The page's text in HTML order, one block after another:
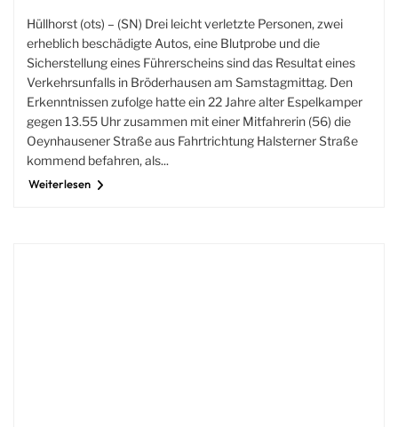
Hüllhorst (ots) – (SN) Drei leicht verletzte Personen, zwei
erheblich beschädigte Autos, eine Blutprobe und die
Sicherstellung eines Führerscheins sind das Resultat eines
Verkehrsunfalls in Bröderhausen am Samstagmittag. Den
Erkenntnissen zufolge hatte ein 22 Jahre alter Espelkamper
gegen 13.55 Uhr zusammen mit einer Mitfahrerin (56) die
Oeynhausener Straße aus Fahrtrichtung Halsterner Straße
kommend befahren, als...
Weiterlesen